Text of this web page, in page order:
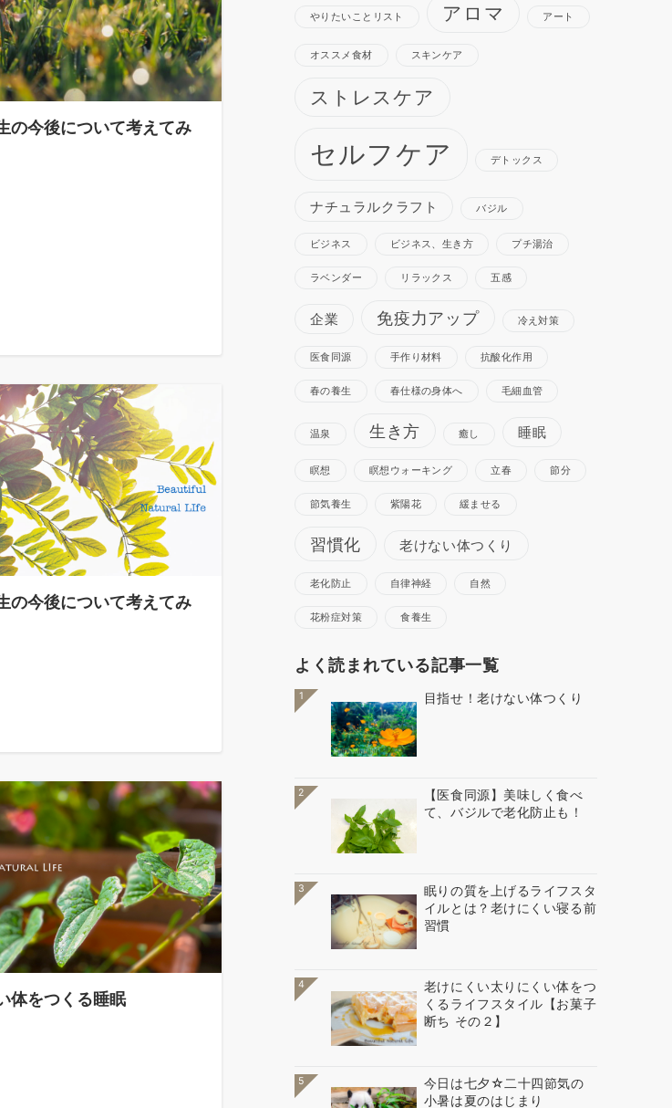
の今後について考えてみ
の今後について考えてみ
体をつくる睡眠
やりたいことリスト アロマ アート
オススメ食材 スキンケア
ストレスケア
セルフケア デトックス
ナチュラルクラフト バジル
ビジネス ビジネス、生き方 プチ湯治
ラベンダー リラックス 五感
企業 免疫力アップ 冷え対策
医食同源 手作り材料 抗酸化作用
春の養生 春仕様の身体へ 毛細血管
温泉 生き方 癒し 睡眠
瞑想 瞑想ウォーキング 立春 節分
節気養生 紫陽花 緩ませる
習慣化 老けない体つくり
老化防止 自律神経 自然
花粉症対策 食養生
よく読まれている記事一覧
1 目指せ！老けない体つくり
2
【医食同源】美味しく食べ
て、バジルで老化防止も！
3
眠りの質を上げるライフスタ
イルとは？老けにくい寝る前
習慣
4
老けにくい太りにくい体をつ
くるライフスタイル【お菓子
断ち その２】
5
今日は七夕☆二十四節気の
小暑は夏のはじまり